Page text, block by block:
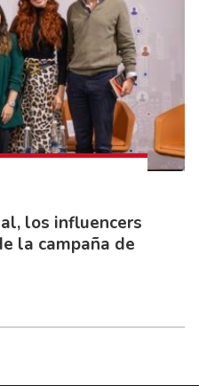
los influencers
la campaña de